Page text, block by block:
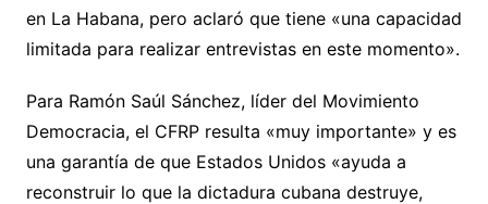
en La Habana, pero aclaró que tiene «una capacidad
limitada para realizar entrevistas en este momento».
Para Ramón Saúl Sánchez, líder del Movimiento
Democracia, el CFRP resulta «muy importante» y es
una garantía de que Estados Unidos «ayuda a
reconstruir lo que la dictadura cubana destruye,